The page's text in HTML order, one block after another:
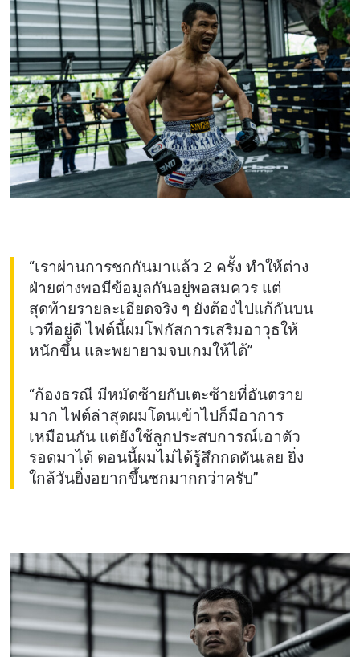
“เราผ่านการชกกันมาแล้ว 2 ครั้ง ทำให้ต่าง
ฝ่ายต่างพอมีข้อมูลกันอยู่พอสมควร แต่
สุดท้ายรายละเอียดจริง ๆ ยังต้องไปแก้กันบน
เวทีอยู่ดี ไฟต์นี้ผมโฟกัสการเสริมอาวุธให้
หนักขึ้น และพยายามจบเกมให้ได้”
“ก้องธรณี มีหมัดซ้ายกับเตะซ้ายที่อันตราย
มาก ไฟต์ล่าสุดผมโดนเข้าไปก็มีอาการ
เหมือนกัน แต่ยังใช้ลูกประสบการณ์เอาตัว
รอดมาได้ ตอนนี้ผมไม่ได้รู้สึกกดดันเลย ยิ่ง
ใกล้วันยิ่งอยากขึ้นชกมากกว่าครับ”